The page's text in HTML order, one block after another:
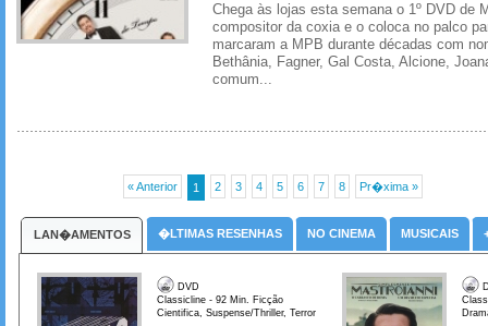
Chega às lojas esta semana o 1º DVD de
compositor da coxia e o coloca no palco
marcaram a MPB durante décadas com
Bethânia, Fagner, Gal Costa, Alcione,
comum...
« Anterior 1 2 3 4 5 6 7 8 Pr�xima »
LAN�AMENTOS �LTIMAS RESENHAS NO CINEMA MUSICAIS
DVD
Classicline - 92 Min. Ficção
Cientifica, Suspense/Thriller, Terror